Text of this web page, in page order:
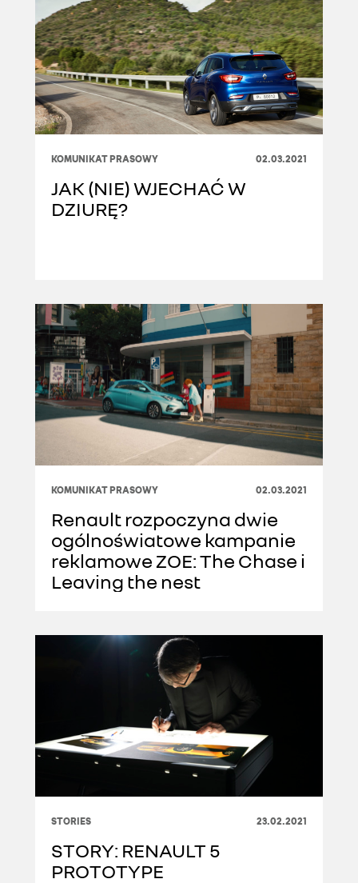
KOMUNIKAT PRASOWY 02.03.2021
JAK (NIE) WJECHAĆ W
DZIURĘ?
KOMUNIKAT PRASOWY 02.03.2021
Renault rozpoczyna dwie
ogólnoświatowe kampanie
reklamowe ZOE: The Chase i
Leaving the nest
STORIES 23.02.2021
STORY: RENAULT 5
PROTOTYPE